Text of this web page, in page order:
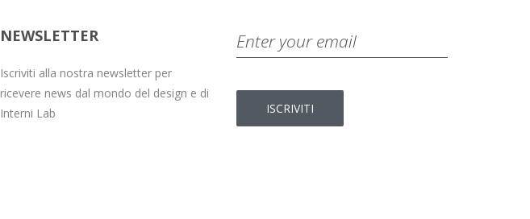
NEWSLETTER
Iscriviti alla nostra newsletter per
ricevere news dal mondo del design e di
Interni Lab